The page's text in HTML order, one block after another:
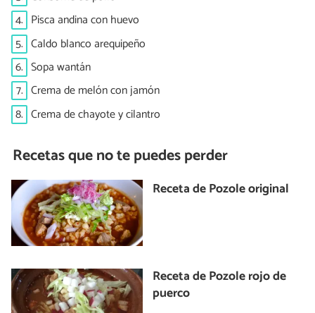
4. Pisca andina con huevo
5. Caldo blanco arequipeño
6. Sopa wantán
7. Crema de melón con jamón
8. Crema de chayote y cilantro
Recetas que no te puedes perder
Receta de Pozole original
Receta de Pozole rojo de
puerco